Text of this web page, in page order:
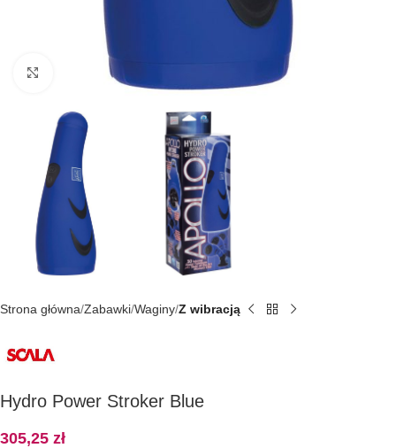
Kliknij, aby powiększyć
Strona główna Zabawki Waginy Z wibracją
Hydro Power Stroker Blue
305,25 zł